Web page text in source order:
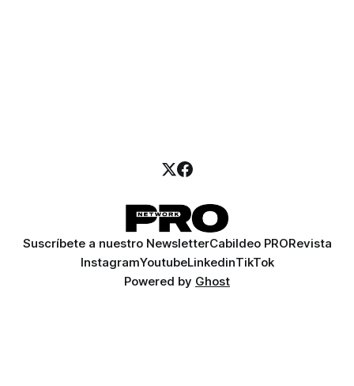
Suscríbete a nuestro NewsletterCabildeo PRORevista
InstagramYoutubeLinkedinTikTok
Powered by Ghost